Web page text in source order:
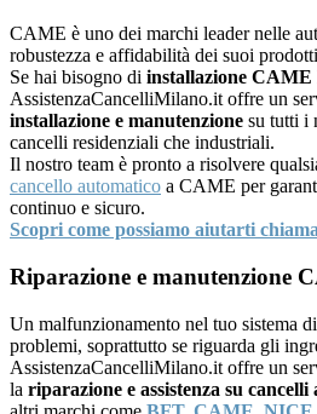
CAME è uno dei marchi leader nelle
robustezza e affidabilità dei suoi
Se hai bisogno di installazione
AssistenzaCancelliMilano.it offre un
installazione e manutenzione su tutti i
cancelli residenziali che industriali.
Il nostro team è pronto a risolvere
cancello automatico a CAME per
continuo e sicuro.
Scopri come possiamo aiutarti
Riparazione e manutenzione
Un malfunzionamento nel tuo sistema
problemi, soprattutto se riguarda gli
AssistenzaCancelliMilano.it offre un
la riparazione e assistenza su